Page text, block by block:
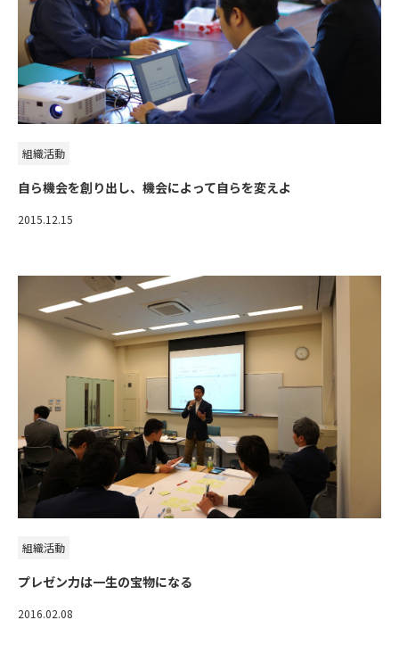
組織活動
自ら機会を創り出し、機会によって自らを変えよ
2015.12.15
組織活動
プレゼン力は一生の宝物になる
2016.02.08